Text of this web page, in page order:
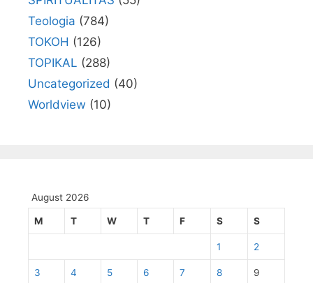
Teologia (784)
TOKOH (126)
TOPIKAL (288)
Uncategorized (40)
Worldview (10)
August 2026
M T W T F S S
1 2
3 4 5 6 7 8 9